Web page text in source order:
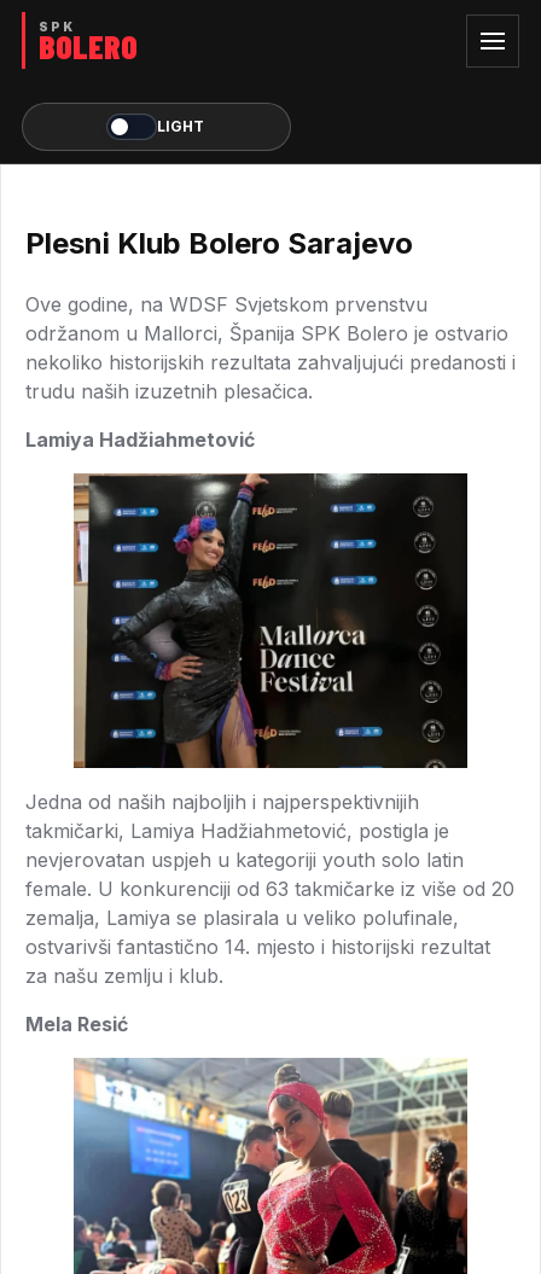
LIGHT
Plesni Klub Bolero Sarajevo
Ove godine, na WDSF Svjetskom prvenstvu
održanom u Mallorci, Španija SPK Bolero je ostvario
nekoliko historijskih rezultata zahvaljujući predanosti i
trudu naših izuzetnih plesačica.
Lamiya Hadžiahmetović
Jedna od naših najboljih i najperspektivnijih
takmičarki, Lamiya Hadžiahmetović, postigla je
nevjerovatan uspjeh u kategoriji youth solo latin
female. U konkurenciji od 63 takmičarke iz više od 20
zemalja, Lamiya se plasirala u veliko polufinale,
ostvarivši fantastično 14. mjesto i historijski rezultat
za našu zemlju i klub.
Mela Resić